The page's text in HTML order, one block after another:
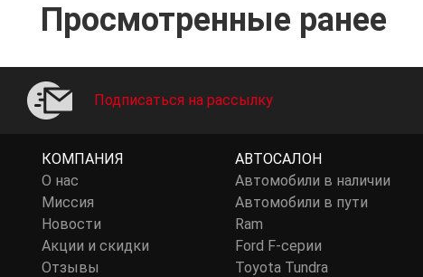
Просмотренные ранее
Подписаться на рассылку
КОМПАНИЯ
О нас
Миссия
Новости
Акции и скидки
Отзывы
АВТОСАЛОН
Автомобили в наличии
Автомобили в пути
Ram
Ford F-серии
Toyota Tundra